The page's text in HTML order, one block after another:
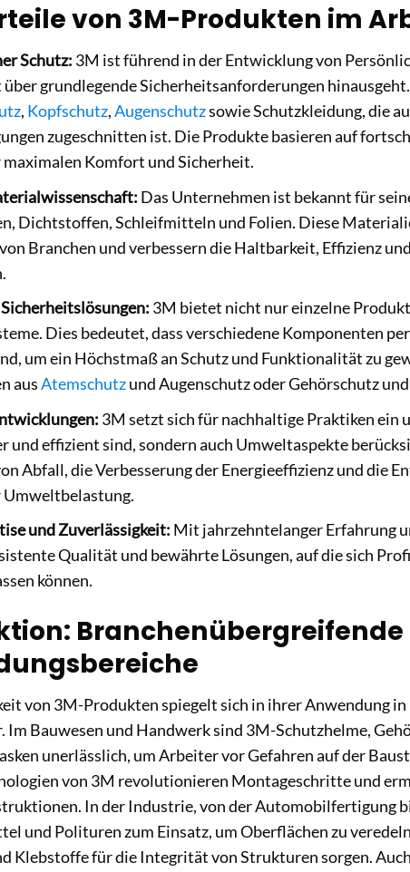
von 3M-Produkten im
Schutz: 3M ist führend in der Entwicklung von
über grundlegende Sicherheitsanforderungen
, Kopfschutz,Augenschutzsowie Schutzkleidung, die
zugeschnitten ist. Die Produkte basieren auf
Komfort und Sicherheit.
Das Unternehmen ist bekannt für
Dichtstoffen, Schleifmitteln und Folien. Diese
Branchen und verbessern die Haltbarkeit, Effizienz
3M bietet nicht nur einzelne
Dies bedeutet, dass verschiedene Komponenten
um ein Höchstmaß an Schutz und Funktionalität zu
ausAtemschutzund Augenschutz oder Gehörschutz
3M setzt sich für nachhaltige Praktiken ein
und effizient sind, sondern auch Umweltaspekte
Abfall, die Verbesserung der Energieeffizienz und die
und Zuverlässigkeit: Mit jahrzehntelanger Erfahrung
Qualität und bewährte Lösungen, auf die sich
können.
Branchenübergreifende
von 3M-Produkten spiegelt sich in ihrer Anwendung in
Im Bauwesen und Handwerk sind 3M-Schutzhelme,
unerlässlich, um Arbeiter vor Gefahren auf der
von 3M revolutionieren Montageschritte und
In der Industrie, von der Automobilfertigung
und Polituren zum Einsatz, um Oberflächen zu
Klebstoffe für die Integrität von Strukturen sorgen.